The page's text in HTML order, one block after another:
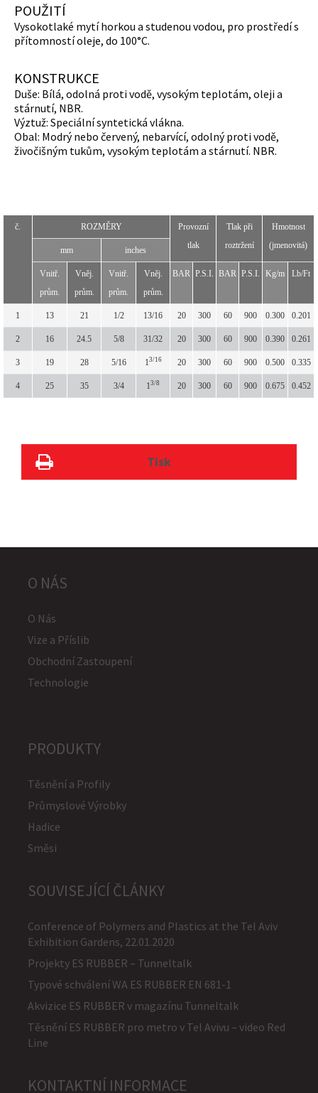
POUŽITÍ
Vysokotlaké mytí horkou a studenou vodou, pro prostředí s
přítomností oleje, do 100°C.
KONSTRUKCE
Duše: Bílá, odolná proti vodě, vysokým teplotám, oleji a
stárnutí, NBR.
Výztuž: Speciální syntetická vlákna.
Obal: Modrý nebo červený, nebarvící, odolný proti vodě,
živočišným tukům, vysokým teplotám a stárnutí. NBR.
č. ROZMĚRY
Provozní
tlak
Tlak při
roztržení
Hmotnost
(jmenovitá)
mm inches
Vnitř.
prům.
Vněj.
prům.
Vnitř.
prům.
Vněj.
prům.
BAR P.S.I. BAR P.S.I. Kg/m Lb/Ft
1 13 21 1/2 13/16 20 300 60 900 0.300 0.201
2 16 24.5 5/8 31/32 20 300 60 900 0.390 0.261
3 19 28 5/16 13/16 20 300 60 900 0.500 0.335
4 25 35 3/4 13/8 20 300 60 900 0.675 0.452
Tisk
O NÁS
O Nás
Vize a Příslib
Obchodní Zastoupení
Technologie
PRODUKTY
Těsnění a Profily
Průmyslové Výrobky
Hadice
Směsi
SOUVISEJÍCÍ ČLÁNKY
Conference of Polymers and Plastics at the Tel Aviv
Exhibition Gardens, 22.01.2020
Projekty ES RUBBER – Tunneltalk
Typové schválení WA ES RUBBER EN 681-1
Akvizice ES RUBBER v magazínu Tunneltalk
Těsnění ES RUBBER pro metro v Tel Avivu – video Red
Line
KONTAKTNÍ INFORMACE